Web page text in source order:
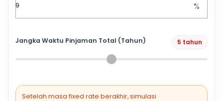
%
Jangka Waktu Pinjaman Total (Tahun) 5 tahun
Setelah masa fixed rate berakhir, simulasi